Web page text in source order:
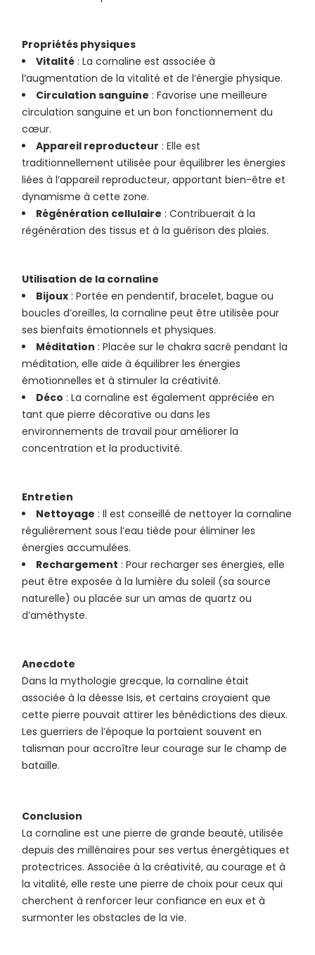
Propriétés physiques
Vitalité : La cornaline est associée à
l’augmentation de la vitalité et de l’énergie physique.
Circulation sanguine : Favorise une meilleure
circulation sanguine et un bon fonctionnement du
cœur.
Appareil reproducteur : Elle est
traditionnellement utilisée pour équilibrer les énergies
liées à l’appareil reproducteur, apportant bien-être et
dynamisme à cette zone.
Régénération cellulaire : Contribuerait à la
régénération des tissus et à la guérison des plaies.
Utilisation de la cornaline
Bijoux : Portée en pendentif, bracelet, bague ou
boucles d’oreilles, la cornaline peut être utilisée pour
ses bienfaits émotionnels et physiques.
Méditation : Placée sur le chakra sacré pendant la
méditation, elle aide à équilibrer les énergies
émotionnelles et à stimuler la créativité.
Déco : La cornaline est également appréciée en
tant que pierre décorative ou dans les
environnements de travail pour améliorer la
concentration et la productivité.
Entretien
Nettoyage : Il est conseillé de nettoyer la cornaline
régulièrement sous l’eau tiède pour éliminer les
énergies accumulées.
Rechargement : Pour recharger ses énergies, elle
peut être exposée à la lumière du soleil (sa source
naturelle) ou placée sur un amas de quartz ou
d’améthyste.
Anecdote
Dans la mythologie grecque, la cornaline était
associée à la déesse Isis, et certains croyaient que
cette pierre pouvait attirer les bénédictions des dieux.
Les guerriers de l’époque la portaient souvent en
talisman pour accroître leur courage sur le champ de
bataille.
Conclusion
La cornaline est une pierre de grande beauté, utilisée
depuis des millénaires pour ses vertus énergétiques et
protectrices. Associée à la créativité, au courage et à
la vitalité, elle reste une pierre de choix pour ceux qui
cherchent à renforcer leur confiance en eux et à
surmonter les obstacles de la vie.